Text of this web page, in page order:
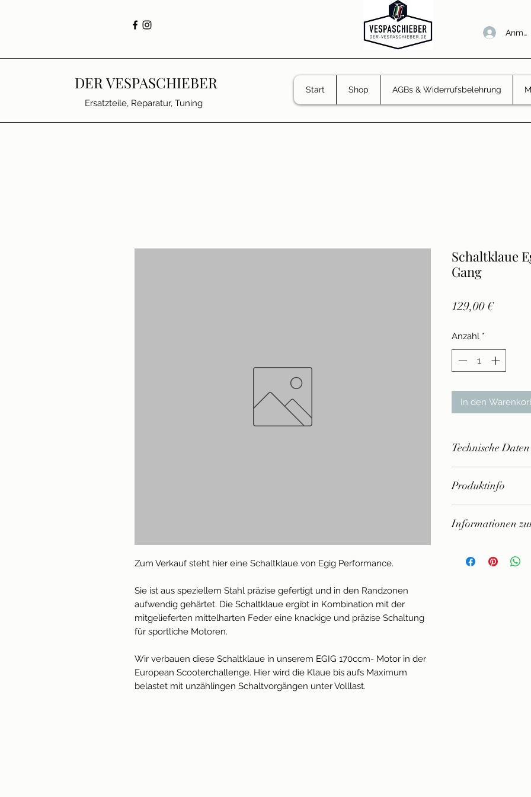
DER VESPASCHIEBER Start Shop AGBs & Widerrufsbelehrung
Ersatzteile, Reparatur, Tuning
Zum Verkauf steht hier eine Schaltklaue von Egig Performance.
Sie ist aus speziellem Stahl präzise gefertigt und in den Randzonen
aufwendig gehärtet. Die Schaltklaue ergibt in Kombination mit der
mitgelieferten mittelharten Feder eine knackige und präzise Schaltung
für sportliche Motoren.
Wir verbauen diese Schaltklaue in unserem EGIG 170ccm- Motor in der
European Scooterchallenge. Hier wird die Klaue bis aufs Maximum
belastet mit unzählingen Schaltvorgängen unter Volllast.
Schaltklaue
Gang
129,00 €Preis
Anzahl *
In den
Technische Daten
- Oberfläche:
Produktinfo
StVZO nicht
Informationen
(BZ), Bolzano,